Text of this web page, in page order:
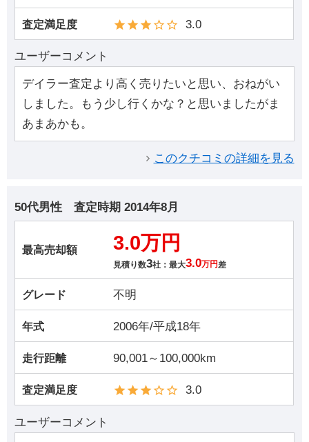
査定満足度 3.0
ユーザーコメント
デイラー査定より高く売りたいと思い、おねがい
しました。もう少し行くかな？と思いましたがま
あまあかも。
このクチコミの詳細を見る
50代男性 査定時期 2014年8月
最高売却額 3.0万円
見積り数3社：最大3.0万円 差
グレード 不明
年式 2006年/平成18年
走行距離 90,001～100,000km
査定満足度 3.0
ユーザーコメント